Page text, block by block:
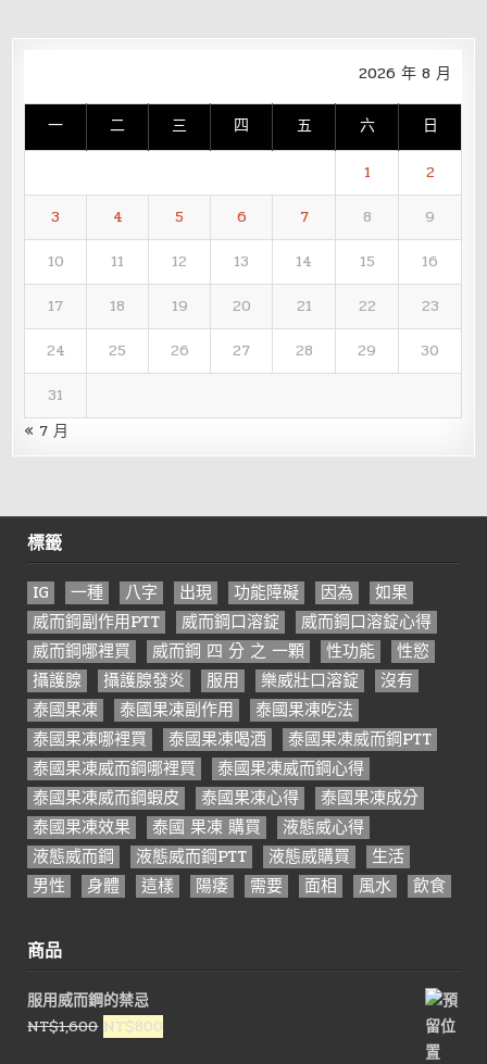
2026 年 8 月
一 二 三 四 五 六 日
1
2
3
4 5 6 7 8
9
10
11 12 13 14 15
16
17
18 19 20 21 22
23
24
25 26 27 28 29
30
31
« 7 月
標籤
IG 一種 八字 出現 功能障礙 因為
如果
威而鋼副作用PTT
威而鋼口溶錠
威而鋼口溶錠心得
威而鋼哪裡買
威而鋼 四 分 之 一顆 性功能
性慾
攝護腺
攝護腺發炎 服用 樂威壯口溶錠
沒有
泰國果凍
泰國果凍副作用
泰國果凍吃法
泰國果凍哪裡買
泰國果凍喝酒
泰國果凍威而鋼PTT
泰國果凍威而鋼哪裡買
泰國果凍威而鋼心得
泰國果凍威而鋼蝦皮
泰國果凍心得
泰國果凍成分
泰國果凍效果
泰國 果凍 購買
液態威心得
液態威而鋼
液態威而鋼PTT 液態威購買
生活
男性
身體 這樣 陽痿 需要 面相 風水 飲食
商品
服用威而鋼的禁忌
NT$1,600 原
NT$800